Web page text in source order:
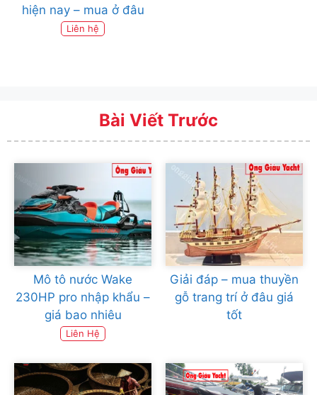
hiện nay – mua ở đâu
Liên hệ
Bài Viết Trước
Mô tô nước Wake
230HP pro nhập khẩu –
giá bao nhiêu
Liên Hệ
Giải đáp – mua thuyền
gỗ trang trí ở đâu giá
tốt